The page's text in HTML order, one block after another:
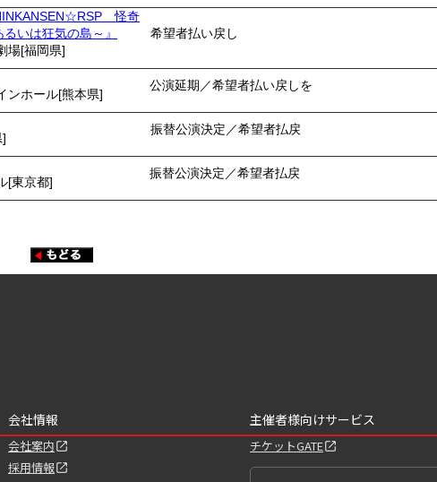
怪奇
いは狂気の島～』
希望者払い戻し
場[福岡県]
公演延期／希望者払い戻しを
ンホール[熊本県]
振替公演決定／希望者払戻
振替公演決定／希望者払戻
[東京都]
会社情報
会社案内
採用情報
主催者様向けサービス
チケットGATE